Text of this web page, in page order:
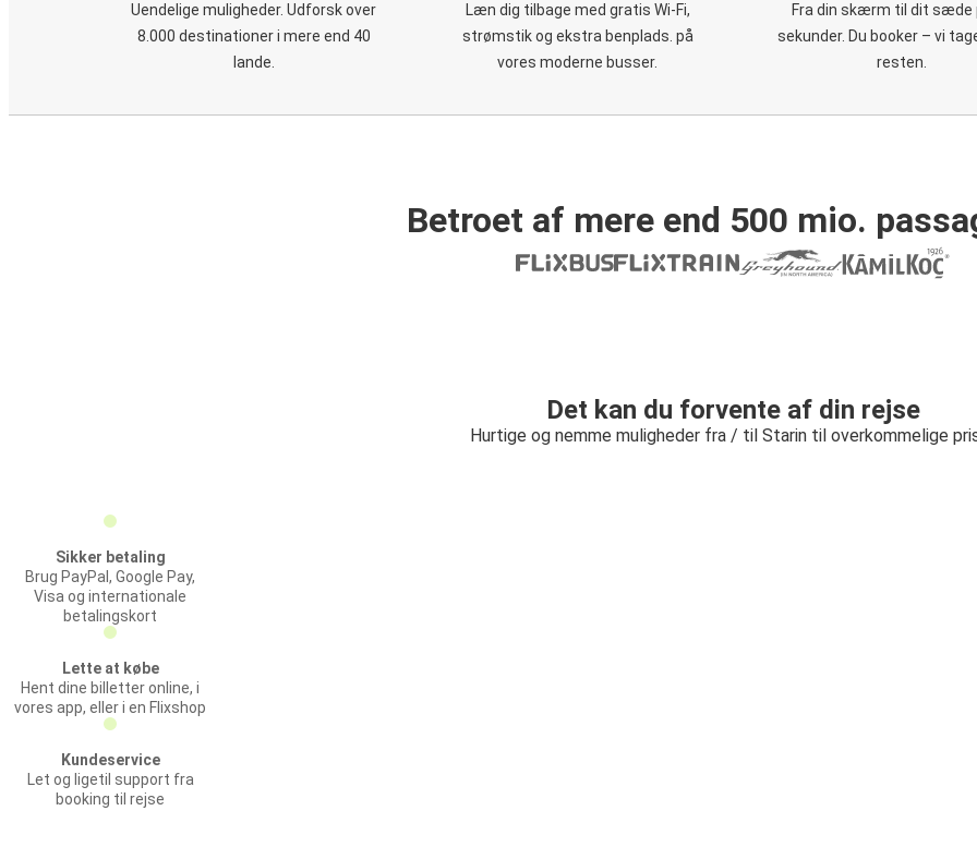
Uendelige muligheder. Udforsk over
8.000 destinationer i mere end 40
lande.
Læn dig tilbage med gratis Wi-Fi,
strømstik og ekstra benplads. på
vores moderne busser.
Fra din skærm til dit sæde
sekunder. Du booker – vi
resten.
Betroet af mere end 500 mio.
Det kan du forvente af din rejse
Hurtige og nemme muligheder fra / til Starin til overkommelige
Sikker betaling
Brug PayPal, Google Pay,
Visa og internationale
betalingskort
Lette at købe
Hent dine billetter online, i
vores app, eller i en Flixshop
Kundeservice
Let og ligetil support fra
booking til rejse